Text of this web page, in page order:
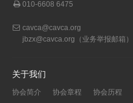
010-6608 6475
cavca@cavca.org
jbzx@cavca.org （业务举报邮箱）
关于我们
协会简介 协会章程 协会历程